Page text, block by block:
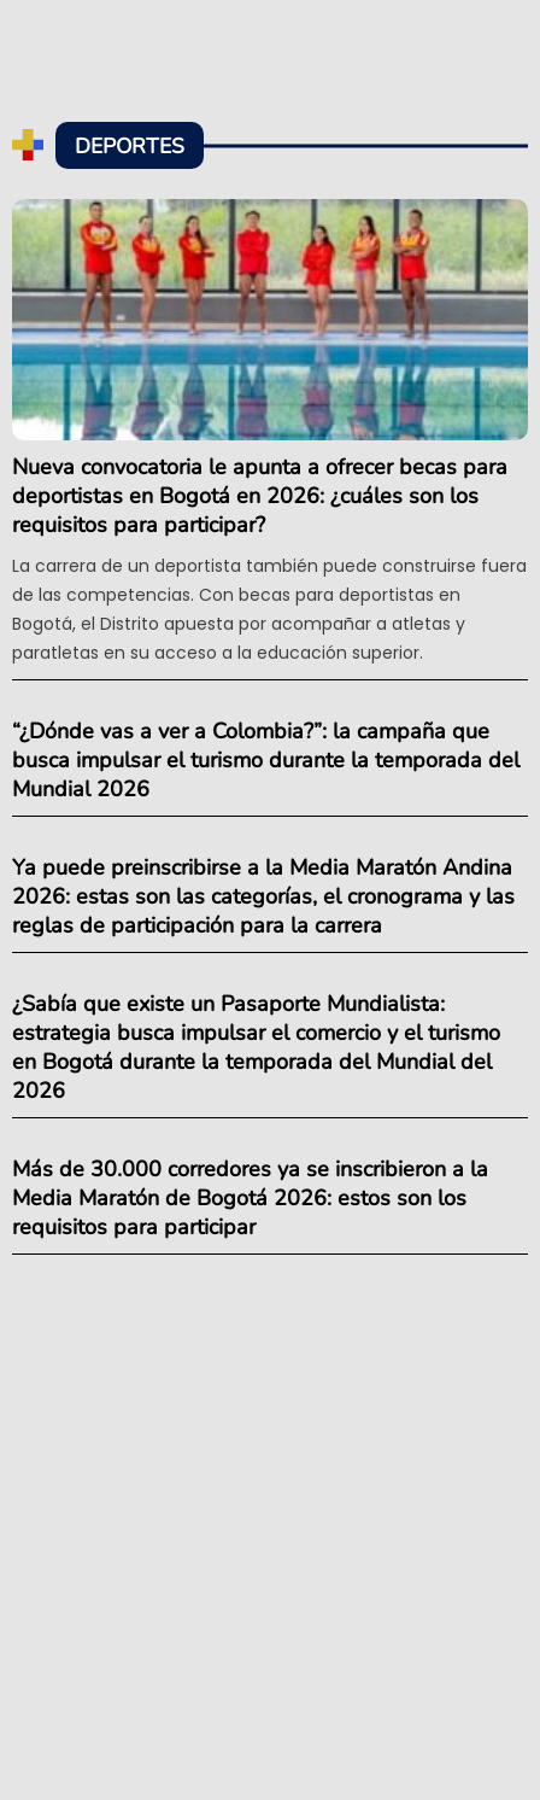
DEPORTES
Nueva convocatoria le apunta a ofrecer becas para
deportistas en Bogotá en 2026: ¿cuáles son los
requisitos para participar?
La carrera de un deportista también puede construirse fuera
de las competencias. Con becas para deportistas en
Bogotá, el Distrito apuesta por acompañar a atletas y
paratletas en su acceso a la educación superior.
“¿Dónde vas a ver a Colombia?”: la campaña que
busca impulsar el turismo durante la temporada del
Mundial 2026
Ya puede preinscribirse a la Media Maratón Andina
2026: estas son las categorías, el cronograma y las
reglas de participación para la carrera
¿Sabía que existe un Pasaporte Mundialista:
estrategia busca impulsar el comercio y el turismo
en Bogotá durante la temporada del Mundial del
2026
Más de 30.000 corredores ya se inscribieron a la
Media Maratón de Bogotá 2026: estos son los
requisitos para participar